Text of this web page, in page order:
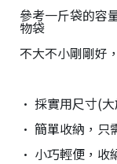
參考一斤袋的容
物袋
不大不小剛剛好
• 採實用尺寸(
• 簡單收納，只
• 小巧輕便，收